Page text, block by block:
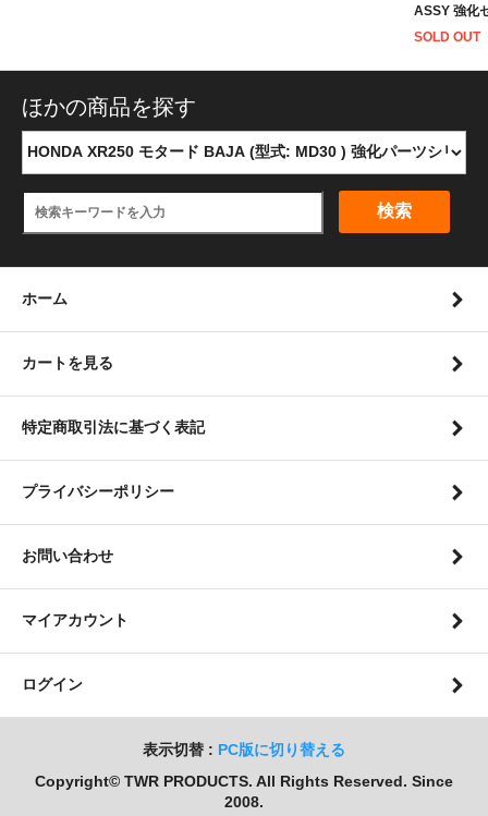
ASSY 強化
SOLD OUT
ほかの商品を探す
検索
ホーム
カートを見る
特定商取引法に基づく表記
プライバシーポリシー
お問い合わせ
マイアカウント
ログイン
表示切替 : PC版に切り替える
Copyright© TWR PRODUCTS. All Rights Reserved. Since
2008.